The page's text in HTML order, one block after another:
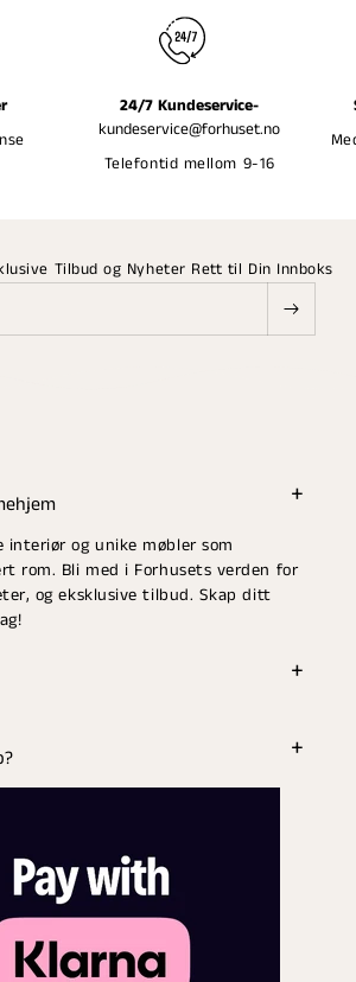
24/7 Kundeservice-
kundeservice@forhuset.no
Telefontid mellom 9-16
Tilbud og Nyheter Rett til Din Innboks
interiør og unike møbler som
rom. Bli med i Forhusets verden for
og eksklusive tilbud. Skap ditt